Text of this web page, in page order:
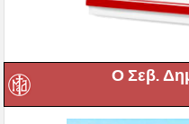
Ο Σεβ.